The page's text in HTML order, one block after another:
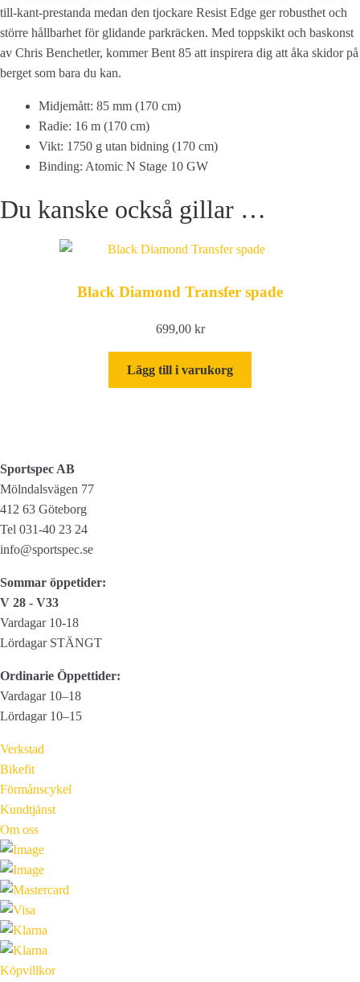
till-kant-prestanda medan den tjockare Resist Edge ger robusthet och
större hållbarhet för glidande parkräcken. Med toppskikt och baskonst
av Chris Benchetler, kommer Bent 85 att inspirera dig att åka skidor på
berget som bara du kan.
Midjemått: 85 mm (170 cm)
Radie: 16 m (170 cm)
Vikt: 1750 g utan bidning (170 cm)
Binding: Atomic N Stage 10 GW
Du kanske också gillar …
Black Diamond Transfer spade
699,00 kr
Lägg till i varukorg
Sportspec AB
Mölndalsvägen 77
412 63 Göteborg
Tel 031-40 23 24
info@sportspec.se
Sommar öppetider:
V 28 - V33
Vardagar 10-18
Lördagar STÄNGT
Ordinarie Öppettider:
Vardagar 10–18
Lördagar 10–15
Verkstad
Bikefit
Förmånscykel
Kundtjänst
Om oss
Köpvillkor